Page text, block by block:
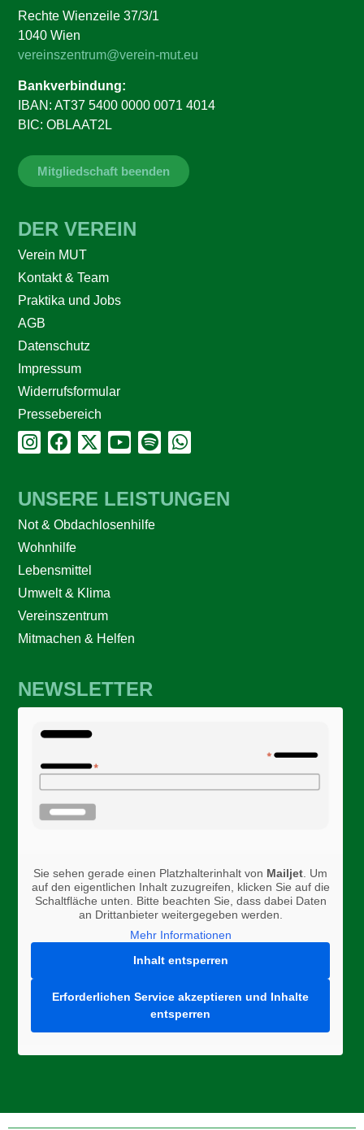
Rechte Wienzeile 37/3/1
1040 Wien
vereinszentrum@verein-mut.eu
Bankverbindung:
IBAN: AT37 5400 0000 0071 4014
BIC: OBLAAT2L
Mitgliedschaft beenden
DER VEREIN
Verein MUT
Kontakt & Team
Praktika und Jobs
AGB
Datenschutz
Impressum
Widerrufsformular
Pressebereich
UNSERE LEISTUNGEN
Not & Obdachlosenhilfe
Wohnhilfe
Lebensmittel
Umwelt & Klima
Vereinszentrum
Mitmachen & Helfen
NEWSLETTER
Sie sehen gerade einen Platzhalterinhalt von Mailjet. Um
auf den eigentlichen Inhalt zuzugreifen, klicken Sie auf die
Schaltfläche unten. Bitte beachten Sie, dass dabei Daten
an Drittanbieter weitergegeben werden.
Mehr Informationen
Inhalt entsperren
Erforderlichen Service akzeptieren und Inhalte
entsperren